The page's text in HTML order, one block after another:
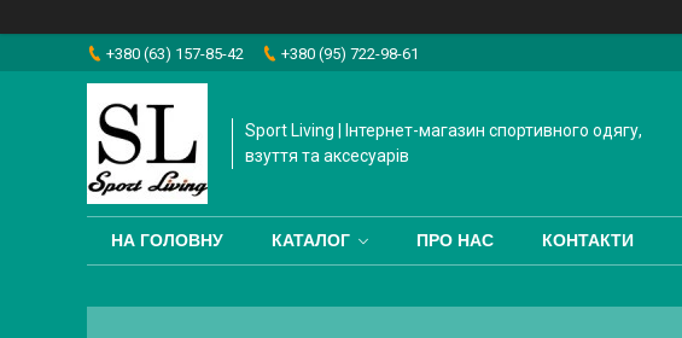
+380 (63) 157-85-42 +380 (95) 722-98-61
Sport Living | Інтернет-магазин спортивного одягу,
взуття та аксесуарів
НА ГОЛОВНУ КАТАЛОГ ПРО НАС КОНТАКТИ